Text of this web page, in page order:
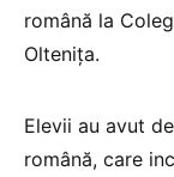
română la
Oltenița.
Elevii au avut
română, care